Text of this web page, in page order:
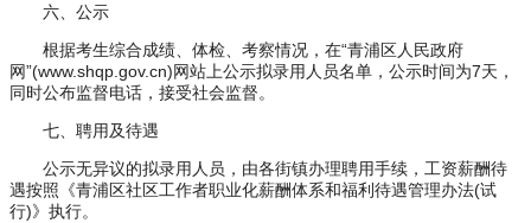
六、公示
根据考生综合成绩、体检、考察情况，在“青浦区人民政府
网”(www.shqp.gov.cn)网站上公示拟录用人员名单，公示时间为7天，
同时公布监督电话，接受社会监督。
七、聘用及待遇
公示无异议的拟录用人员，由各街镇办理聘用手续，工资薪酬待
遇按照《青浦区社区工作者职业化薪酬体系和福利待遇管理办法(试
行)》执行。